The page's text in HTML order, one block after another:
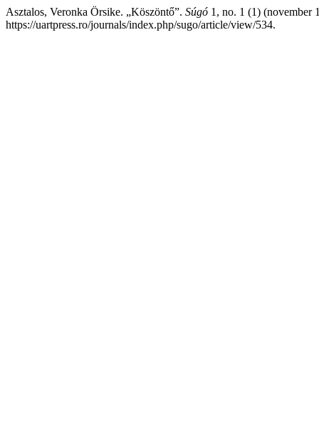
Asztalos, Veronka Örsike. „Köszöntő”. Súgó 1, no. 1 (1) (november
https://uartpress.ro/journals/index.php/sugo/article/view/534.